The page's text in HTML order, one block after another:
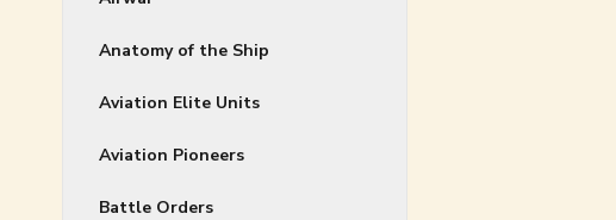
Anatomy of the Ship
Aviation Elite Units
Aviation Pioneers
Battle Orders